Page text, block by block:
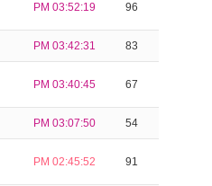
PM 03:52:19 96
PM 03:42:31 83
PM 03:40:45 67
PM 03:07:50 54
PM 02:45:52 91